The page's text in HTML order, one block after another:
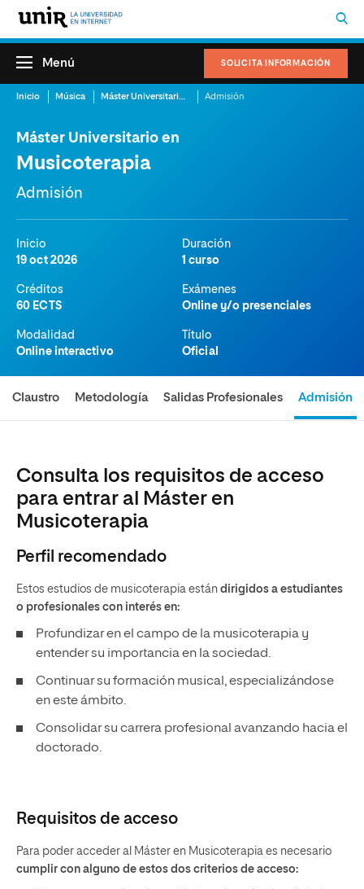
SOLICITA INFORMACIÓN
Menú
Inicio Música Máster Universitario en Musicoterapia Admisión
Máster Universitario en
Musicoterapia
Admisión
Inicio
19 oct 2026
Duración
1 curso
Créditos
60 ECTS
Exámenes
Online y/o presenciales
Modalidad
Online interactivo
Título
Oficial
Claustro Metodología Salidas Profesionales Admisión
Consulta los requisitos de acceso
para entrar al Máster en
Musicoterapia
Perfil recomendado
Estos estudios de musicoterapia están dirigidos a estudiantes
o profesionales con interés en:
Profundizar en el campo de la musicoterapia y
entender su importancia en la sociedad.
Continuar su formación musical, especializándose
en este ámbito.
Consolidar su carrera profesional avanzando hacia el
doctorado.
Requisitos de acceso
Para poder acceder al Máster en Musicoterapia es necesario
cumplir con alguno de estos dos criterios de acceso: